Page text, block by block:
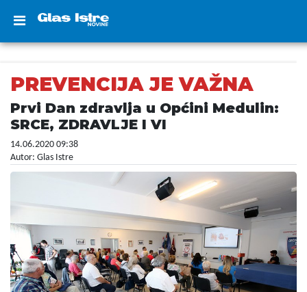
PREVENCIJA JE VAŽNA
Prvi Dan zdravlja u Općini Medulin:
SRCE, ZDRAVLJE I VI
14.06.2020 09:38
Autor: Glas Istre